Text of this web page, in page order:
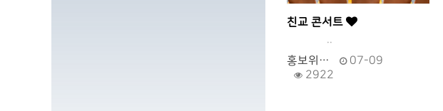
친교 콘서트
..
홍보위…
07-09
2922